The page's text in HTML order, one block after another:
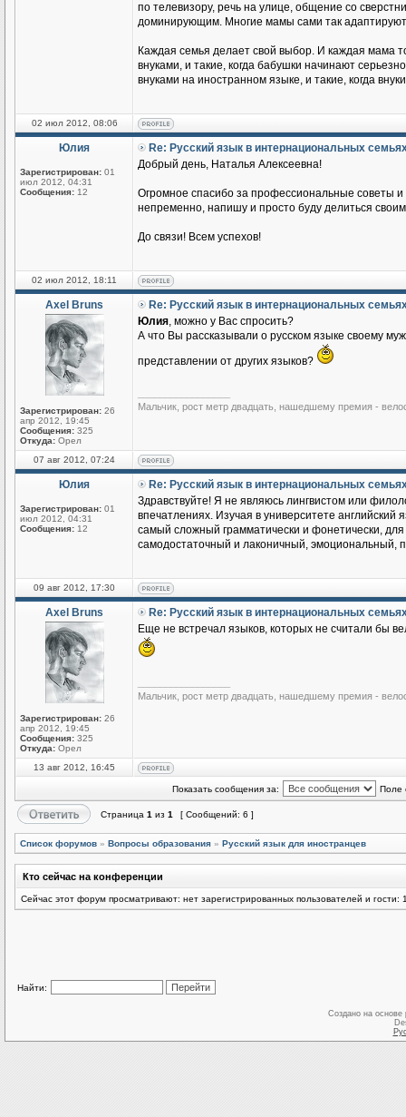
по телевизору, речь на улице, общение со
доминирующим. Многие мамы сами так
Каждая семья делает свой выбор. И каждая мама
внуками, и такие, когда бабушки начинают
внуками на иностранном языке, и такие, когда
02 июл 2012, 08:06
Юлия
Зарегистрирован: 01
июл 2012, 04:31
Сообщения: 12
Re: Русский язык в интернациональных
Добрый день, Наталья Алексеевна!
Огромное спасибо за профессиональные советы
непременно, напишу и просто буду делиться
До связи! Всем успехов!
02 июл 2012, 18:11
Axel Bruns
Зарегистрирован: 26
апр 2012, 19:45
Сообщения: 325
Откуда: Орел
Re: Русский язык в интернациональных
Юлия, можно у Вас спросить?
А что Вы рассказывали о русском языке своему
представлении от других языков?
Мальчик, рост метр двадцать, нашедшему премия -
07 авг 2012, 07:24
Юлия
Зарегистрирован: 01
июл 2012, 04:31
Сообщения: 12
Re: Русский язык в интернациональных
Здравствуйте! Я не являюсь лингвистом или
впечатлениях. Изучая в университете английский
самый сложный грамматически и фонетически, для
самодостаточный и лаконичный, эмоциональный,
09 авг 2012, 17:30
Axel Bruns
Зарегистрирован: 26
апр 2012, 19:45
Сообщения: 325
Откуда: Орел
Re: Русский язык в интернациональных
Еще не встречал языков, которых не считали бы
Мальчик, рост метр двадцать, нашедшему премия -
13 авг 2012, 16:45
Показать сообщения за: Поле
Страница 1 из 1 [ Сообщений: 6 ]
Список форумов » Вопросы образования » Русский язык для иностранцев
Кто сейчас на конференции
Сейчас этот форум просматривают: нет зарегистрированных пользователей и гости:
Найти:
Создано на основе